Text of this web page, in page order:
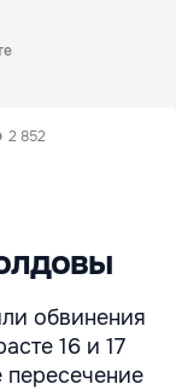
2 852
обвинения
16 и 17
пересечение